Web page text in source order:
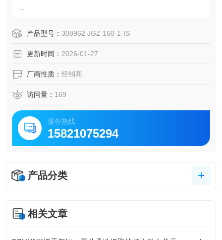
产品型号： 308962 JGZ 160-1-IS
更新时间： 2026-01-27
厂商性质： 经销商
访问量： 169
服务热线
15821075294
产品分类
相关文章